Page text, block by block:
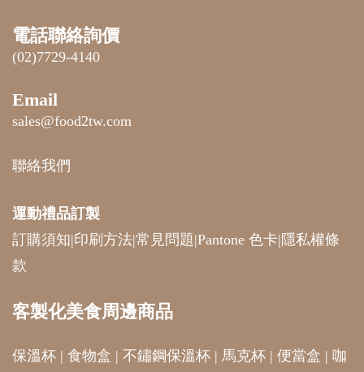
電話聯絡詢價
(02)7729-4140
Email
sales@food2tw.com
聯絡我們
運動禮品訂製
訂購須知|印刷方法|常見問題|Pantone 色卡| 隱私權條
款
客製化美食周邊商品
保溫杯 | 食物盒 | 不鏽鋼保溫杯 | 馬克杯 | 便當盒 | 咖